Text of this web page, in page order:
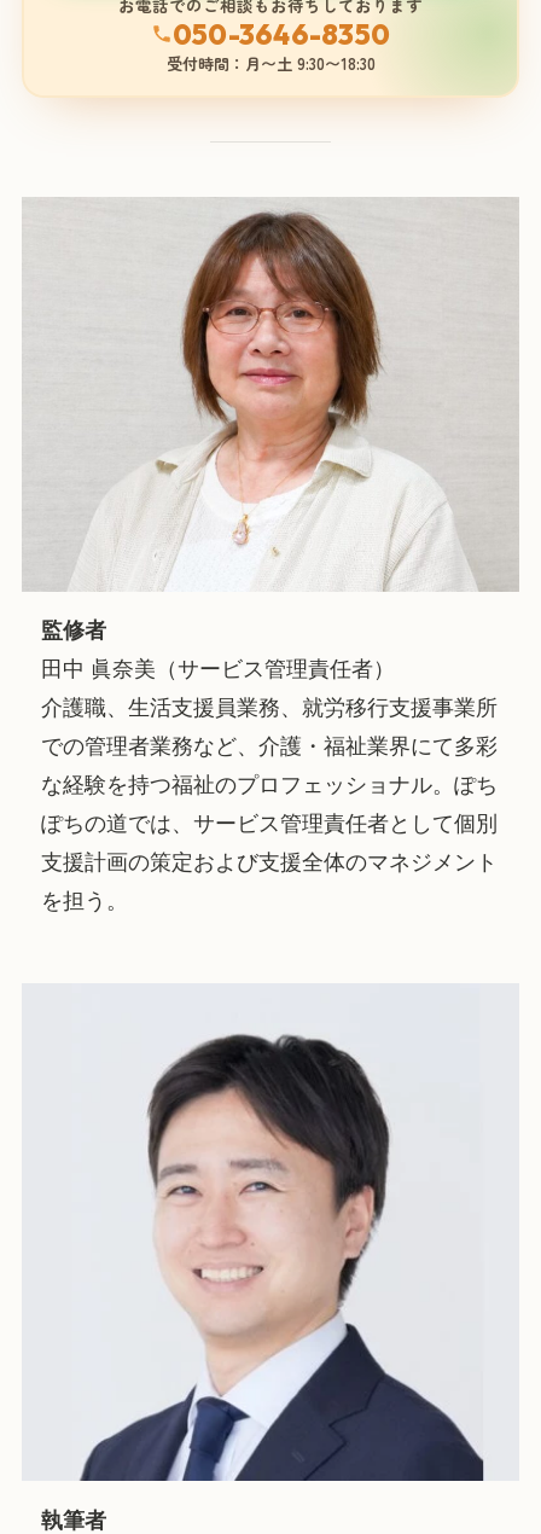
お電話でのご相談もお待ちしております
050-3646-8350
受付時間：月〜土 9:30〜18:30
監修者
田中 眞奈美（サービス管理責任者）
介護職、生活支援員業務、就労移行支援事業所
での管理者業務など、介護・福祉業界にて多彩
な経験を持つ福祉のプロフェッショナル。ぽち
ぽちの道では、サービス管理責任者として個別
支援計画の策定および支援全体のマネジメント
を担う。
執筆者